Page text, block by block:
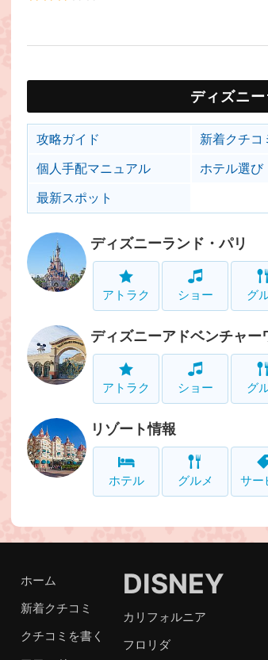
ディズニ
攻略ガイド 新着クチコ
個人手配マニュアル
ホテル選び
最新スポット
ディズニーランド・パリ
アトラク ショー グ
ディズニーアドベンチャー
アトラク ショー グ
リゾート情報
ホテル グルメ サー
ホーム
新着クチコミ
クチコミを書く
DISNEY
カリフォルニア
フロリダ